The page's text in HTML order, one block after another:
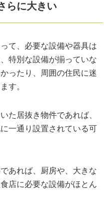
らに大きい
て、必要な設備や器具は
特別な設備が揃っていな
ったり、周囲の住民に迷
す。
た居抜き物件であれば、
一通り設置されている可
あれば、厨房や、大きな
店に必要な設備がほとん